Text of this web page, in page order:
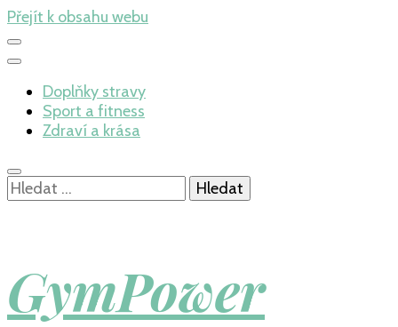
Přejít k obsahu webu
Doplňky stravy
Sport a fitness
Zdraví a krása
Vyhledávání
GymPower